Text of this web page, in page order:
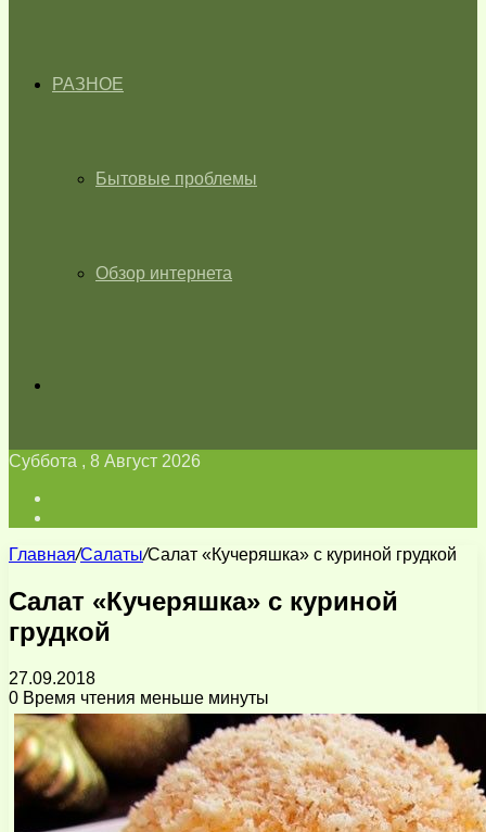
РАЗНОЕ
Бытовые проблемы
Обзор интернета
Суббота , 8 Август 2026
Главная/Салаты/Салат «Кучеряшка» с куриной грудкой
Салат «Кучеряшка» с куриной
грудкой
27.09.2018
0 Время чтения меньше минуты